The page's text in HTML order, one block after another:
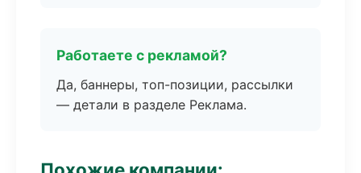
Работаете с рекламой?
Да, баннеры, топ-позиции, рассылки
— детали в разделе Реклама.